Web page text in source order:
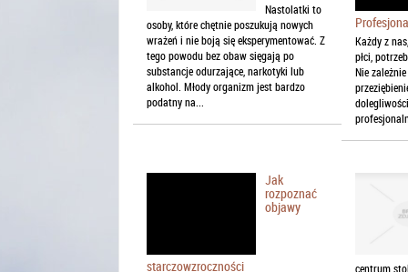
Nastolatki to
osoby, które chętnie poszukują nowych
wrażeń i nie boją się eksperymentować. Z
tego powodu bez obaw sięgają po
substancje odurzające, narkotyki lub
alkohol. Młody organizm jest bardzo
podatny na...
Każdy z
płci,
Nie
Jak
rozpoznać
objawy
starczowzroczności
centrum